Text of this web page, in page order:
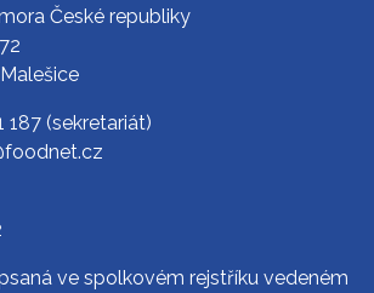
České republiky
187 (sekretariát)
ve spolkovém rejstříku vedeném